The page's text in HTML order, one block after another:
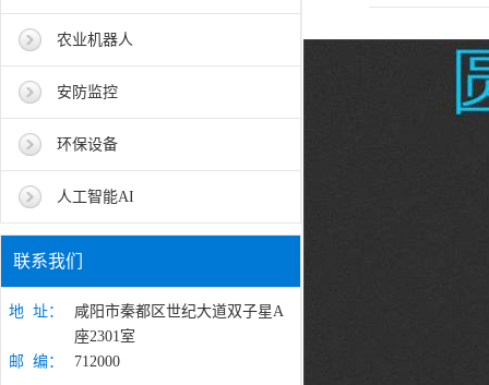
农业机器人
安防监控
环保设备
人工智能AI
联系我们
地 址：
咸阳市秦都区世纪大道双子星A
座2301室
邮 编：
712000